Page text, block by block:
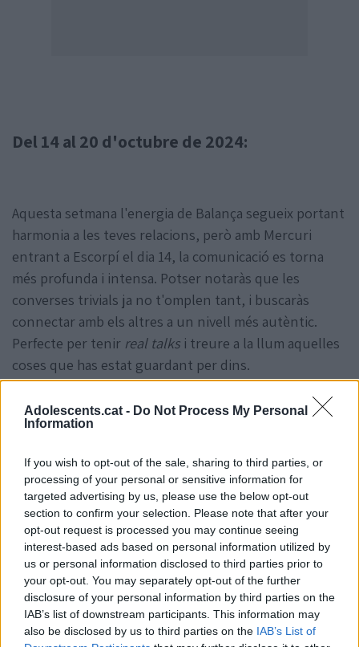
Adolescents.cat - Do Not Process My Personal
Information
If you wish to opt-out of the sale, sharing to third parties, or
processing of your personal or sensitive information for
targeted advertising by us, please use the below opt-out
section to confirm your selection. Please note that after your
opt-out request is processed you may continue seeing
interest-based ads based on personal information utilized by
us or personal information disclosed to third parties prior to
your opt-out. You may separately opt-out of the further
disclosure of your personal information by third parties on the
IAB’s list of downstream participants. This information may
also be disclosed by us to third parties on the IAB’s List of
Del 14 al 20 d'octubre de 2024:
Aquesta setmana l'energia de Balança segueix portant
harmonia a les teves relacions, però amb Mercuri
entrant a Escorpí el dia 14, la comunicació es torna
més profunda i intensa. Potser notaràs que les
converses trivials ja no t'omplen tant, i buscaràs
connectar amb els altres a un nivell més autèntic.
Perfecte per tenir real talks i treure a la llum aquelles
coses que has estat guardant per dins.